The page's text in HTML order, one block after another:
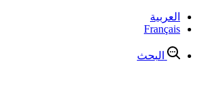
العربية
Français
البحث